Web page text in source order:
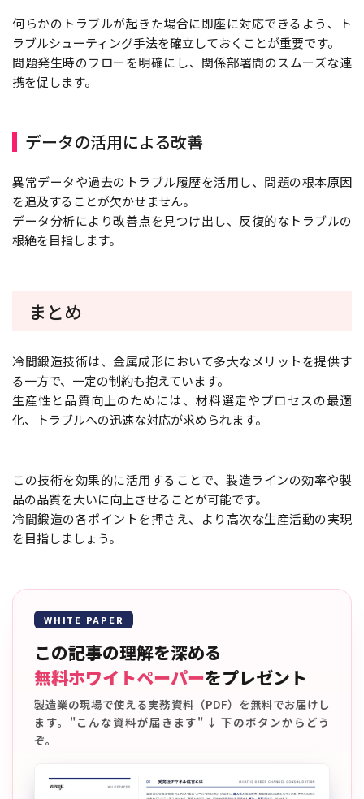
何らかのトラブルが起きた場合に即座に対応できるよう、ト
ラブルシューティング手法を確立しておくことが重要です。
問題発生時のフローを明確にし、関係部署間のスムーズな連
携を促します。
データの活用による改善
異常データや過去のトラブル履歴を活用し、問題の根本原因
を追及することが欠かせません。
データ分析により改善点を見つけ出し、反復的なトラブルの
根絶を目指します。
まとめ
冷間鍛造技術は、金属成形において多大なメリットを提供す
る一方で、一定の制約も抱えています。
生産性と品質向上のためには、材料選定やプロセスの最適
化、トラブルへの迅速な対応が求められます。
この技術を効果的に活用することで、製造ラインの効率や製
品の品質を大いに向上させることが可能です。
冷間鍛造の各ポイントを押さえ、より高次な生産活動の実現
を目指しましょう。
WHITE PAPER
この記事の理解を深める
無料ホワイトペーパーをプレゼント
製造業の現場で使える実務資料（PDF）を無料でお届けし
ます。"こんな資料が届きます" ↓ 下のボタンからどう
ぞ。